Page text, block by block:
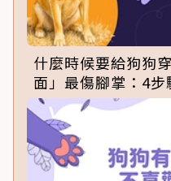
什麼時候要給狗狗
面」最傷腳掌：4步